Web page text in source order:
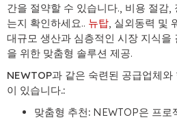
간을 절약할 수 있습니다., 비용 절감
는지 확인하세요.. 뉴탑 , 실외동력 및
대규모 생산과 심층적인 시장 지식을
을 위한 맞춤형 솔루션 제공.
NEWTOP과 같은 숙련된 공급업체
이 있습니다.:
맞춤형 추천: NEWTOP은 프로